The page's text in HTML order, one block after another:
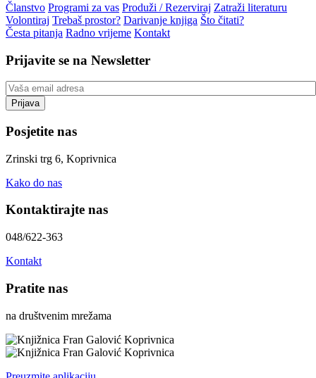
Članstvo Programi za vas Produži / Rezerviraj Zatraži literaturu
Volontiraj Trebaš prostor? Darivanje knjiga Što čitati?
Česta pitanja Radno vrijeme Kontakt
Prijavite se na Newsletter
Posjetite nas
Zrinski trg 6, Koprivnica
Kako do nas
Kontaktirajte nas
048/622-363
Kontakt
Pratite nas
na društvenim mrežama